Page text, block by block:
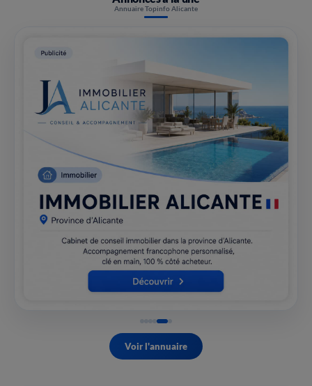
Annuaire Topinfo Alicante
Voir l'annuaire